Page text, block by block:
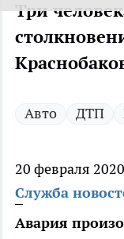
Три
Авто ДТП
20 февраля 2020
Служба
Авария